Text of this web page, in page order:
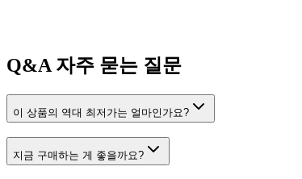
Q&A 자주 묻는 질문
이 상품의 역대 최저가는 얼마인가요?
지금 구매하는 게 좋을까요?